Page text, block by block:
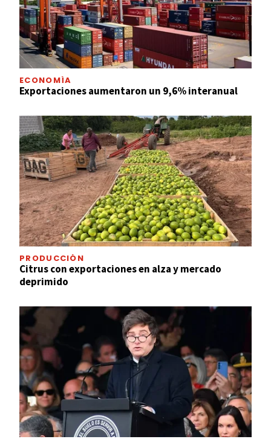
ECONOMÍA
Exportaciones aumentaron un 9,6% interanual
PRODUCCIÓN
Citrus con exportaciones en alza y mercado
deprimido